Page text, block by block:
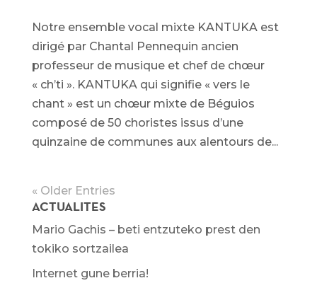
Notre ensemble vocal mixte KANTUKA est
dirigé par Chantal Pennequin ancien
professeur de musique et chef de chœur
« ch’ti ». KANTUKA qui signifie « vers le
chant » est un chœur mixte de Béguios
composé de 50 choristes issus d’une
quinzaine de communes aux alentours de...
« Older Entries
ACTUALITES
Mario Gachis – beti entzuteko prest den
tokiko sortzailea
Internet gune berria!